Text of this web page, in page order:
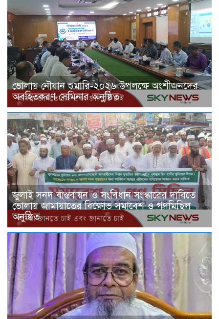
ভোলায় নৌযান শুমারি-২০২৬ উপলক্ষে অংশীজনদের
অবহিতকরণ সেমিনার অনুষ্ঠিত
জুলাই সনদ বাস্তবায়ন ও সংবিধান সংস্কারের দাবিতে
ভোলায় জামায়াতের বিক্ষোভ সমাবেশ ও গণমিছিল
অনুষ্ঠিত